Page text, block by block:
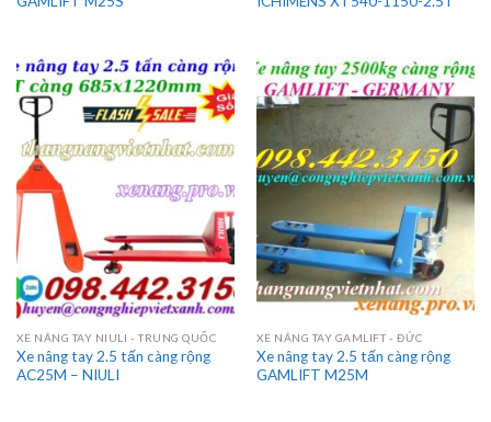
XE NÂNG TAY NIULI - TRUNG QUỐC
Xe nâng tay 2.5 tấn càng rộng
AC25M – NIULI
XE NÂNG TAY GAMLIFT - ĐỨC
Xe nâng tay 2.5 tấn càng rộng
GAMLIFT M25M